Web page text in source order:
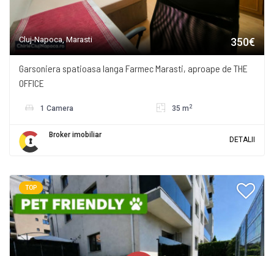
Cluj-Napoca, Marasti 350€
Garsoniera spatioasa langa Farmec Marasti, aproape de THE
OFFICE
1 Camera 35 m 2
Broker imobiliar
DETALII
TOP